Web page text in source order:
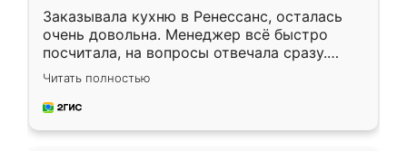
Заказывала кухню в Ренессанс, осталась
очень довольна. Менеджер всё быстро
посчитала, на вопросы отвечала сразу.
Замерщик приехал в субботу, подошёл к
делу со всей ответственностью. Собрали
за день, ребята работали аккуратно, даже
Читать полностью